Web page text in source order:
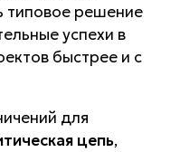
типовое решение
успехи в
быстрее и с
для
цепь,